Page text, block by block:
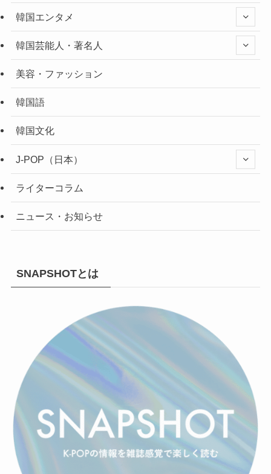
韓国エンタメ
韓国芸能人・著名人
美容・ファッション
韓国語
韓国文化
J-POP（日本）
ライターコラム
ニュース・お知らせ
SNAPSHOTとは